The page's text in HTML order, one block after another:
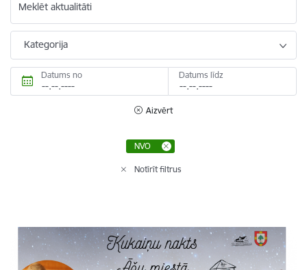
Meklēt aktualitāti
Kategorija
Datums no Datums līdz
Aizvērt
NVO
Notīrīt filtrus